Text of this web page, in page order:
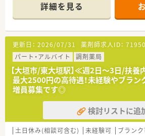
【店舗情報と応需状況について】
■近隣のクリニックから内科や小児科
などの処方箋を1日に約60枚ほど応需
■常時2名の薬剤師が勤務しており1人
枚と患者様にじっくり向き合える環境で
■最寄りの東大垣駅からは車で13分ほ
無料駐車場も完備されマイカー通勤に便
【職場環境と雰囲気】
■幅広い年代の患者様が訪れるため店
間も和やかで非常にアットホームな雰
■パートや正社員といった雇用形態に
協力し合い風通しの良い良好な人間関
■困ったことがあればすぐに相談でき
詳細を見る
更新日： 2026/07/31 薬剤師求人ID：
パート・アルバイト
調剤薬局
【大垣市/東大垣駅】≪週2日～3日/扶
最大2500円の高待遇！未経験やブラン
増員募集です◎
検討リストに追
土日休み(相談可含む) 未経験可 ブラン